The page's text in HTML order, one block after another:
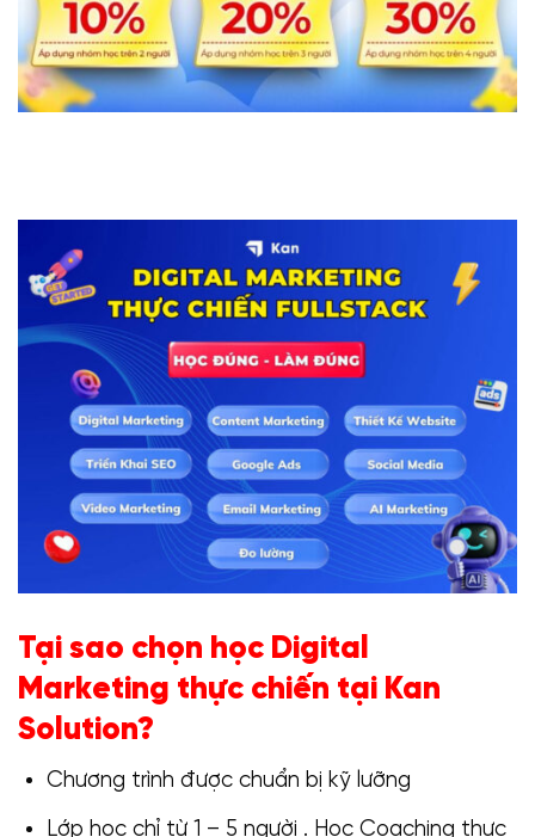
Tại sao chọn học Digital
Marketing thực chiến tại Kan
Solution?
Chương trình được chuẩn bị kỹ lưỡng
Lớp học chỉ từ 1 – 5 người . Học Coaching thực